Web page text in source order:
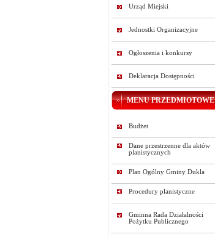
Urząd Miejski
Jednostki Organizacyjne
Ogłoszenia i konkursy
Deklaracja Dostępności
MENU PRZEDMIOTOWE
Budżet
Dane przestrzenne dla aktów
planistycznych
Plan Ogólny Gminy Dukla
Procedury planistyczne
Gminna Rada Działalności
Pożytku Publicznego